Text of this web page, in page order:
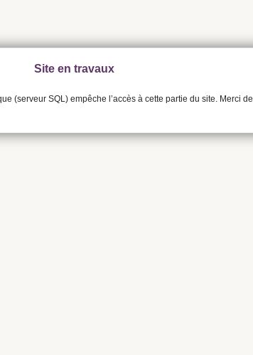
Site en travaux
(serveur SQL) empêche l’accès à cette partie du site. Merci de